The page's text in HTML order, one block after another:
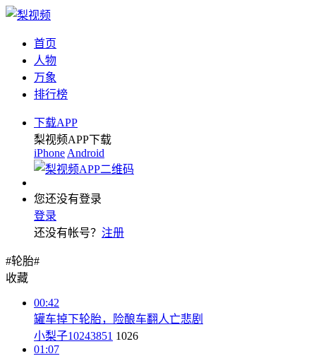
首页
人物
万象
排行榜
下载APP
梨视频APP下载
iPhone Android
您还没有登录
登录
还没有帐号？ 注册
#轮胎#
收藏
00:42
罐车掉下轮胎，险酿车翻人亡悲剧
小梨子10243851 1026
01:07